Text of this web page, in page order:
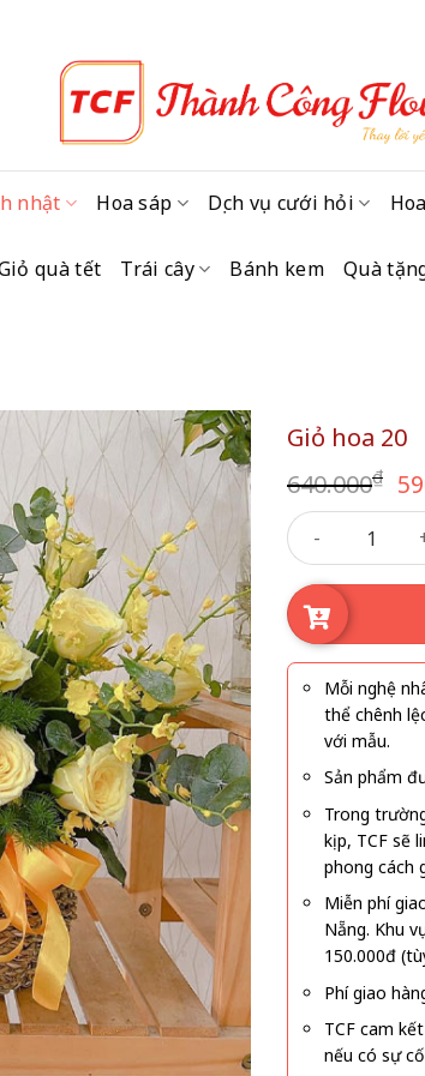
nhật Hoa sáp Dịch vụ cưới hỏi
quà tết Trái cây Bánh kem Quà
Giỏ hoa 20
640.000₫
Giỏ hoa 20 số
Mỗi nghệ
thể chênh
với mẫu.
Sản phẩm
Trong
kịp, TCF sẽ
phong cách
Miễn phí
Nẵng. Khu
150.000đ
Phí giao
TCF cam
nếu có sự